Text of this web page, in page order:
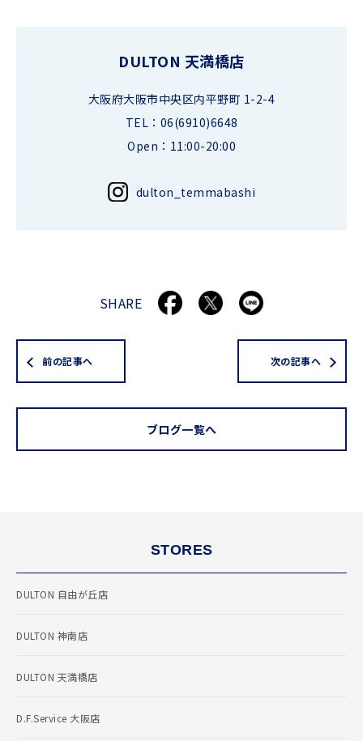
DULTON 天満橋店
大阪府大阪市中央区内平野町 1-2-4
TEL：06(6910)6648
Open：11:00-20:00
dulton_temmabashi
SHARE
前の記事へ
ブログ一覧へ
次の記事へ
STORES
DULTON 自由が丘店
DULTON 神南店
DULTON 天満橋店
D.F.Service 大阪店